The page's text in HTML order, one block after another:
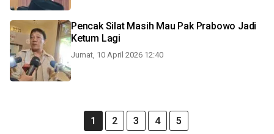
Pencak Silat Masih Mau Pak Prabowo Jadi
Ketum Lagi
Jumat, 10 April 2026 12:40
1 2 3 4 5